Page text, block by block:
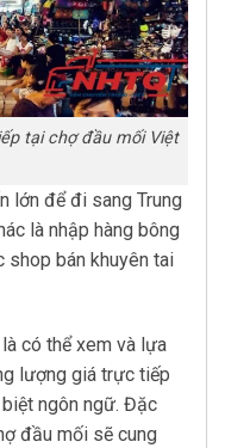
tại chợ đầu mối Việt
lớn để đi sang Trung
là nhập hàng bông
shop bán khuyên tai
có thể xem và lựa
lượng giá trực tiếp
ngôn ngữ. Đặc
đầu mối sẽ cung